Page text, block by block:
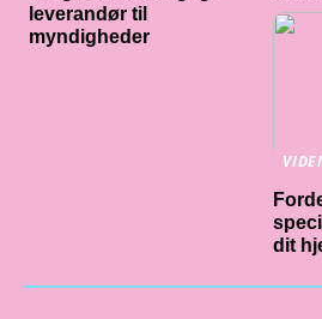
leverandør til
myndigheder
dit